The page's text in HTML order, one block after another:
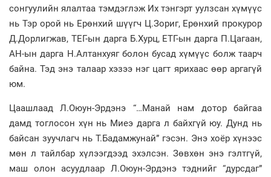
сонгуулийн ялалтаа тэмдэглэж Их тэнгэрт уулзсан хүмүүс
нь Тэр орой нь Ерөнхий шүүгч Ц.Зориг, Ерөнхий прокурор
Д.Дорлигжав, ТЕГ-ын дарга Б.Хурц, ЕТГ-ын дарга П.Цагаан,
АН-ын дарга Н.Алтанхуяг болон бусад хүмүүс болж таарч
байна. Тэд энэ талаар хэзээ нэг цагт ярихаас өөр аргагүй
юм.
Цаашлаад Л.Оюун-Эрдэнэ “…Манай нам дотор байгаа
дамд тоглосон хүн нь Миеэ дарга л байхгүй юу. Дунд нь
байсан зуучлагч нь Т.Бадамжунай” гэсэн. Энэ хоёр хүнээс
мөн л тайлбар хүлээгдээд эхэлсэн. Зөвхөн энэ гэлтгүй,
маш олон асуудлаар Л.Оюун-Эрдэнэ тэднийг “дурсдаг”